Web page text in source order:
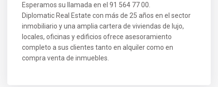
Esperamos su llamada en el 91 564 77 00.
Diplomatic Real Estate con más de 25 años en el sector
inmobiliario y una amplia cartera de viviendas de lujo,
locales, oficinas y edificios ofrece asesoramiento
completo a sus clientes tanto en alquiler como en
compra venta de inmuebles.